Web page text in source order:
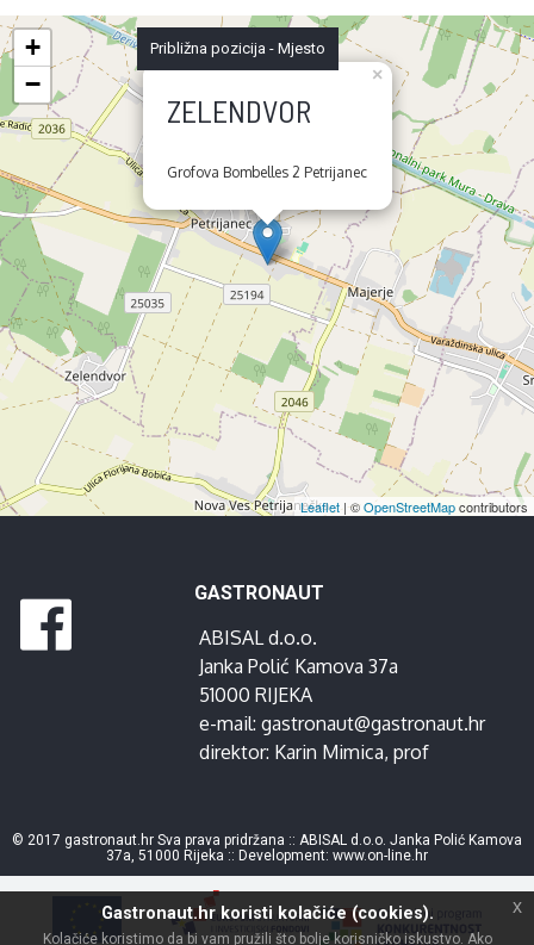
tavi na luku pirjamo gljive. Kad meso šljuka omekša, dodamo
ZELENDVOR
Grofova Bombelles 2 Petrijanec
×
+
−
Leaflet| ©OpenStreetMapcontributors
Približna pozicija - Mjesto
GASTRONAUT
ABISAL d.o.o.
Janka Polić Kamova 37a
51000 RIJEKA
e-mail: gastronaut@gastronaut.hr
direktor: Karin Mimica, prof
© 2017 gastronaut.hr Sva prava pridržana :: ABISAL d.o.o. Janka Polić Kamova
37a, 51000 Rijeka :: Development: www.on-line.hr
Gastronaut.hr koristi kolačiće (cookies).
Kolačiće koristimo da bi vam pružili što bolje korisničko iskustvo. Ako
x